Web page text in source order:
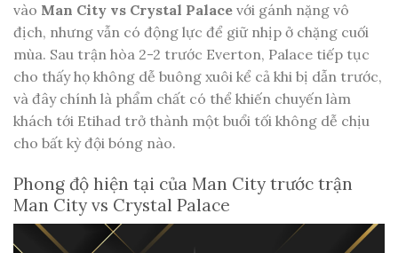
vào Man City vs Crystal Palace với gánh nặng vô
địch, nhưng vẫn có động lực để giữ nhịp ở chặng cuối
mùa. Sau trận hòa 2-2 trước Everton, Palace tiếp tục
cho thấy họ không dễ buông xuôi kể cả khi bị dẫn trước,
và đây chính là phẩm chất có thể khiến chuyến làm
khách tới Etihad trở thành một buổi tối không dễ chịu
cho bất kỳ đội bóng nào.
Phong độ hiện tại của Man City trước trận
Man City vs Crystal Palace